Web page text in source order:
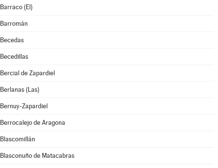
Barraco (El)
Barromán
Becedas
Becedillas
Bercial de Zapardiel
Berlanas (Las)
Bernuy-Zapardiel
Berrocalejo de Aragona
Blascomillán
Blasconuño de Matacabras